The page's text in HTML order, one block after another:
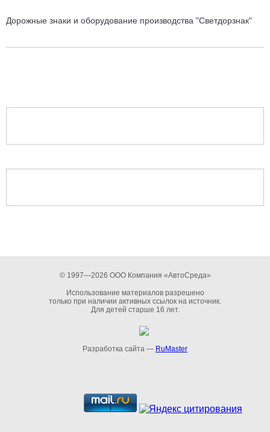
Дорожные знаки и оборудование производства "Светдорзнак"
© 1997—2026 ООО Компания «АвтоСреда»
Использование материалов разрешено
только при наличии активных ссылок на источник.
Для детей старше 16 лет.
Разработка сайта — RuMaster